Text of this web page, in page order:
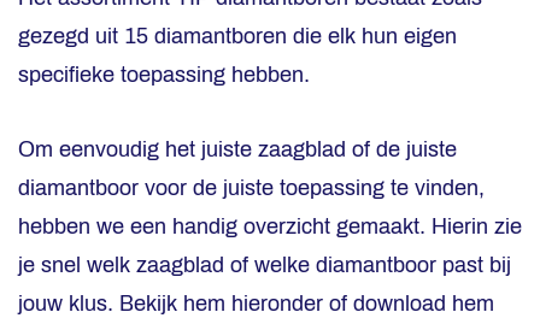
gezegd uit 15 diamantboren die elk hun eigen
specifieke toepassing hebben.
Om eenvoudig het juiste zaagblad of de juiste
diamantboor voor de juiste toepassing te vinden,
hebben we een handig overzicht gemaakt. Hierin zie
je snel welk zaagblad of welke diamantboor past bij
jouw klus. Bekijk hem hieronder of download hem